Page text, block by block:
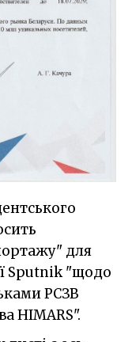
для
Sputnik "щодо
РСЗВ
HIMARS".